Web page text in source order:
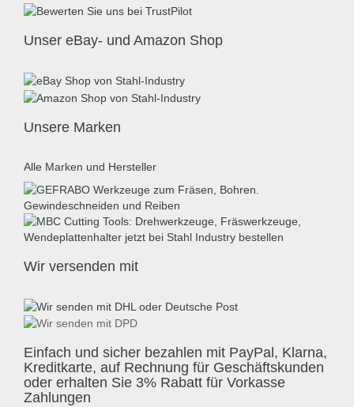
Unser eBay- und Amazon Shop
Unsere Marken
Alle Marken und Hersteller
Wir versenden mit
Einfach und sicher bezahlen mit PayPal, Klarna,
Kreditkarte, auf Rechnung für Geschäftskunden
oder erhalten Sie 3% Rabatt für Vorkasse
Zahlungen